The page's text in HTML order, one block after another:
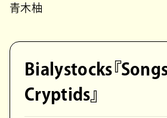
青木柚
Bialystocks『
Cryptids』